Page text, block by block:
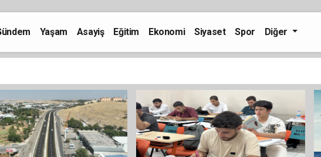
Yaşam Asayiş Eğitim Ekonomi Siyaset Spor Diğer